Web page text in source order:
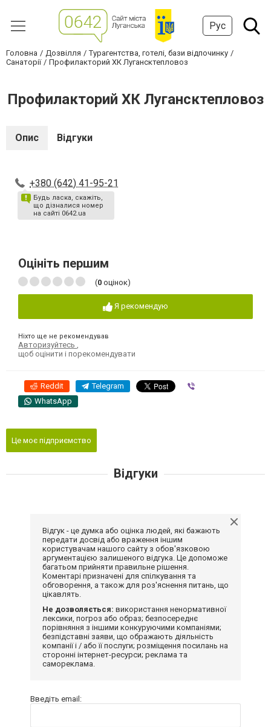
Рус
Головна Дозвілля
Турагентства, готелі, бази відпочинку
Санаторії
Профилакторий ХК Лугансктепловоз
Профилакторий ХК Лугансктепловоз
Опис Відгуки
+380 (642) 41-95-21
Будь ласка, скажіть,
що дізналися номер
на сайті 0642.ua
Оцініть першим
(0 оцінок)
Я рекомендую
Ніхто ще не рекомендував
Авторизуйтесь
щоб оцінити і порекомендувати
Reddit Telegram
WhatsApp
Це моє підприємство
Відгуки
Відгук - це думка або оцінка людей, які бажають
передати досвід або враження іншим
користувачам нашого сайту з обов'язковою
аргументацією залишеного відгука. Це допоможе
багатьом прийняти правильне рішення.
Коментарі призначені для спілкування та
обговорення, а також для роз'яснення питань, що
цікавлять.
Не дозволяється: використання ненормативної
лексики, погроз або образ; безпосереднє
порівняння з іншими конкуруючими компаніями;
безпідставні заяви, що ображають діяльність
компанії і / або її послуги; розміщення посилань на
сторонні інтернет-ресурси; реклама та
самореклама.
Введіть email: